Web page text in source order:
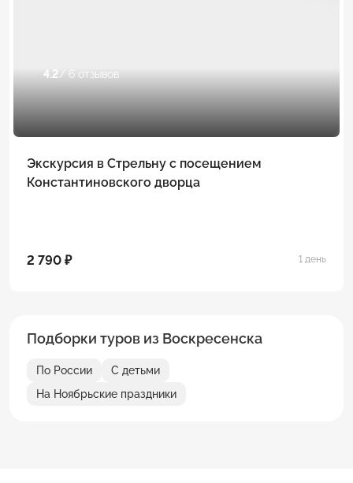
4.2/ 6 отзывов
Экскурсия в Стрельну с посещением
Константиновского дворца
2 790 ₽ 1 день
Подборки туров из Воскресенска
По России
С детьми
На Ноябрьские праздники